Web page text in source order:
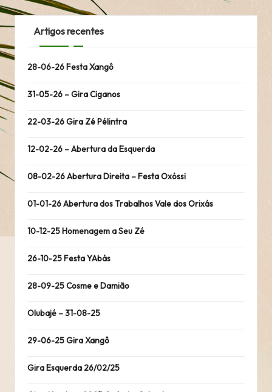
Artigos recentes
28-06-26 Festa Xangô
31-05-26 – Gira Ciganos
22-03-26 Gira Zé Pélintra
12-02-26 – Abertura da Esquerda
08-02-26 Abertura Direita – Festa Oxóssi
01-01-26 Abertura dos Trabalhos Vale dos Orixás
10-12-25 Homenagem a Seu Zé
26-10-25 Festa YAbás
28-09-25 Cosme e Damião
Olubajé – 31-08-25
29-06-25 Gira Xangô
Gira Esquerda 26/02/25